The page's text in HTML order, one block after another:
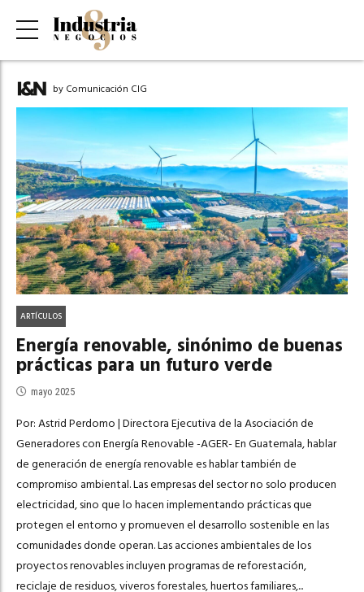
by Comunicación CIG
ARTÍCULOS
Energía renovable, sinónimo de buenas
prácticas para un futuro verde
mayo 2025
Por: Astrid Perdomo | Directora Ejecutiva de la Asociación de
Generadores con Energía Renovable -AGER- En Guatemala, hablar
de generación de energía renovable es hablar también de
compromiso ambiental. Las empresas del sector no solo producen
electricidad, sino que lo hacen implementando prácticas que
protegen el entorno y promueven el desarrollo sostenible en las
comunidades donde operan. Las acciones ambientales de los
proyectos renovables incluyen programas de reforestación,
reciclaje de residuos, viveros forestales, huertos familiares,...